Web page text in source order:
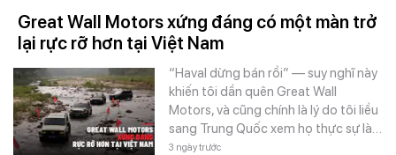
Great Wall Motors xứng đáng có một màn trở
lại rực rỡ hơn tại Việt Nam
“Haval dừng bán rồi” — suy nghĩ này
khiến tôi dần quên Great Wall
Motors, và cũng chính là lý do tôi liều
sang Trung Quốc xem họ thực sự là…
3 ngày trước